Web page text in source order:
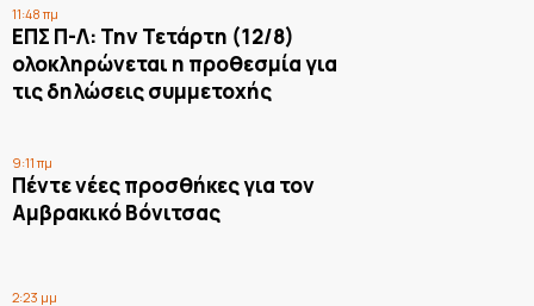
11:48 πμ
ΕΠΣ Π-Λ: Την Τετάρτη (12/8)
ολοκληρώνεται η προθεσμία για
τις δηλώσεις συμμετοχής
9:11 πμ
Πέντε νέες προσθήκες για τον
Αμβρακικό Βόνιτσας
2:23 μμ